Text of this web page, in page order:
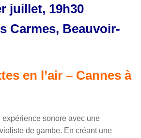
juillet, 19h30
Carmes, Beauvoir-
en l’air – Cannes à
sonore avec une
de gambe. En créant une